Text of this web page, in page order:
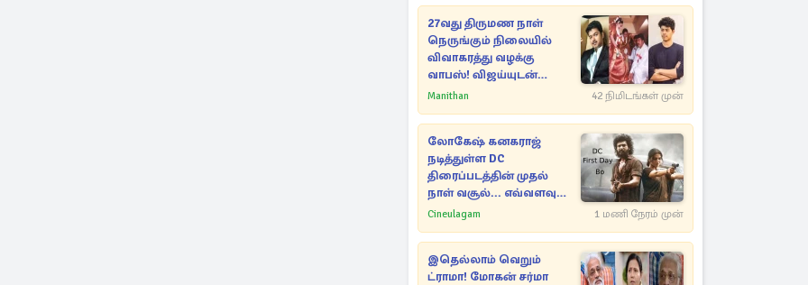
27வது திருமண நாள்
நெருங்கும் நிலையில்
விவாகரத்து வழக்கு
வாபஸ்! விஜய்யுடன்
மீண்டும் இணைவாரா?
Manithan 42 நிமிடங்கள் முன்
லோகேஷ் கனகராஜ்
நடித்துள்ள DC
திரைப்படத்தின் முதல்
நாள் வசூல்... எவ்வளவு
தெரியுமா?
Cineulagam 1 மணி நேரம் முன்
இதெல்லாம் வெறும்
ட்ராமா! மோகன் சர்மா